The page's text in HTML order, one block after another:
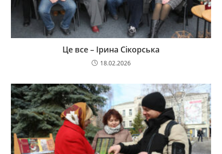
Це все – Ірина Сікорська
18.02.2026